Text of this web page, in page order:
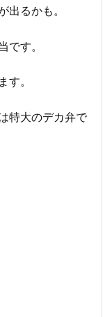
出るかも。
です。
す。
特大のデカ弁で